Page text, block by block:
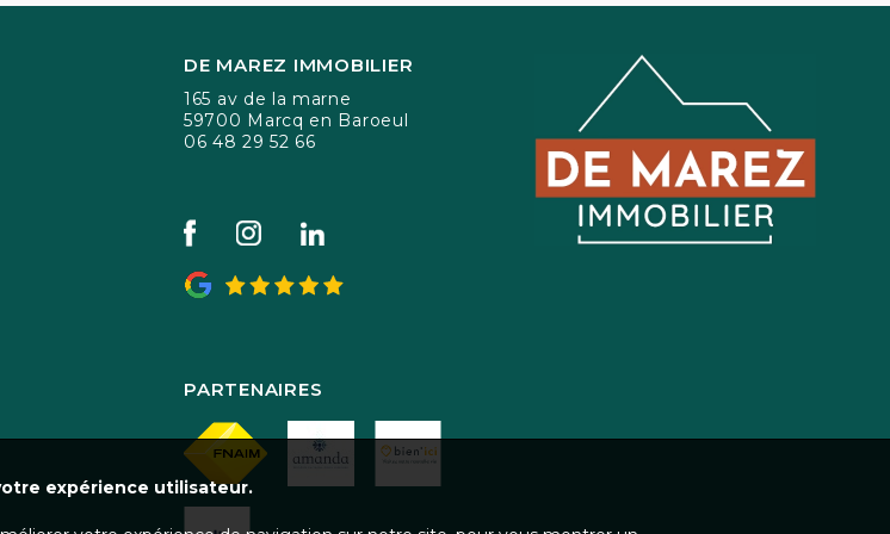
DE MAREZ IMMOBILIER
165 av de la marne
59700 Marcq en Baroeul
06 48 29 52 66
PARTENAIRES
expérience utilisateur.